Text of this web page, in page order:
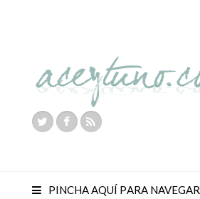
PINCHA AQUÍ PARA NAVEGAR